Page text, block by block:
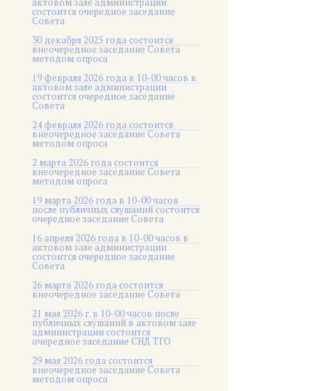
состоится очередное заседание
Совета
30 декабря 2025 года состоится
внеочередное заседание Совета
методом опроса
19 февраля 2026 года в 10-00 часов в
актовом зале администрации
состоится очередное заседание
Совета
24 февраля 2026 года состоится
внеочередное заседание Совета
методом опроса
2 марта 2026 года состоится
внеочередное заседание Совета
методом опроса
19 марта 2026 года в 10-00 часов
после публичных слушаний состоится
очередное заседание Совета
16 апреля 2026 года в 10-00 часов в
актовом зале администрации
состоится очередное заседание
Совета
26 марта 2026 года состоится
внеочередное заседание Совета
21 мая 2026 г. в 10-00 часов после
публичных слушаний в актовом зале
администрации состоится
очередное заседание СНД ТГО
29 мая 2026 года состоится
внеочередное заседание Совета
методом опроса